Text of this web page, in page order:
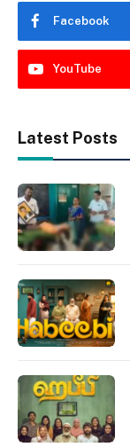
Facebook
YouTube
Latest Posts